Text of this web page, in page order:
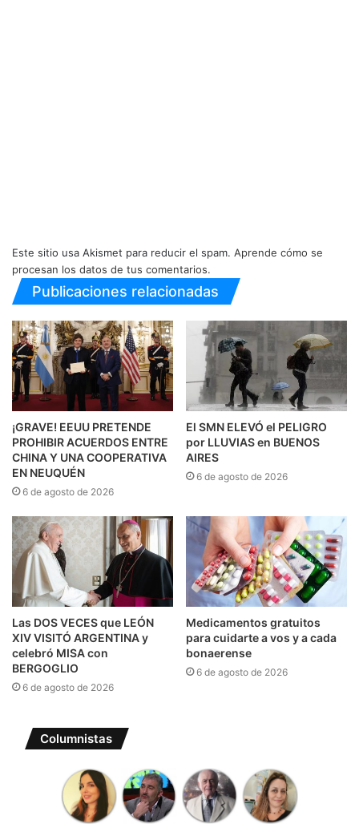
Este sitio usa Akismet para reducir el spam. Aprende cómo se
procesan los datos de tus comentarios.
Publicaciones relacionadas
¡GRAVE! EEUU PRETENDE
PROHIBIR ACUERDOS ENTRE
CHINA Y UNA COOPERATIVA
EN NEUQUÉN
6 de agosto de 2026
El SMN ELEVÓ el PELIGRO
por LLUVIAS en BUENOS
AIRES
6 de agosto de 2026
Las DOS VECES que LEÓN
XIV VISITÓ ARGENTINA y
celebró MISA con
BERGOGLIO
6 de agosto de 2026
Medicamentos gratuitos
para cuidarte a vos y a cada
bonaerense
6 de agosto de 2026
Columnistas